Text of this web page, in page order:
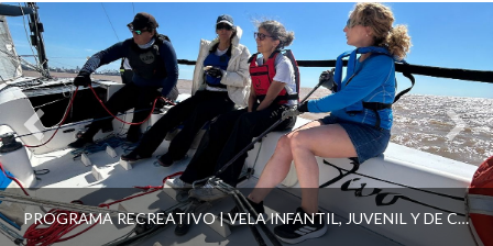
PROGRAMA RECREATIVO | VELA INFANTIL, JUVENIL Y DE CRUCERO 2026